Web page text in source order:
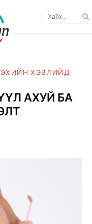
ЭХИЙН ХЭВЛИЙД
АХУЙ БА